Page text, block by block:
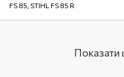
FS 85, STIHL FS 85 R
Показати